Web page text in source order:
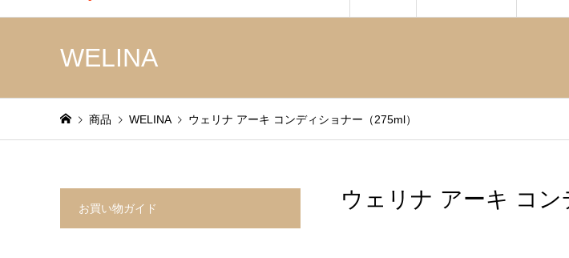
WELINA
商品 WELINA ウェリナ アーキ コンディショナー（275ml）
ウェリナ アーキ コン
お買い物ガイド